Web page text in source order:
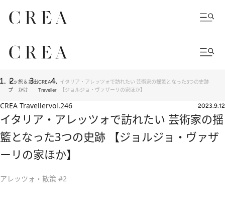
トッ
プ
旅＆お出
かけ
CREA
Traveller
イタリア・アレッツォで訪れたい 芸術家の揺籃となった3つの史跡
【ジョルジョ・ヴァザーリの家ほか】
CREA Travellervol.246 2023.9.12
イタリア・アレッツォで訪れたい 芸術家の揺
籃となった3つの史跡 【ジョルジョ・ヴァザ
ーリの家ほか】
アレッツォ・散策 #2